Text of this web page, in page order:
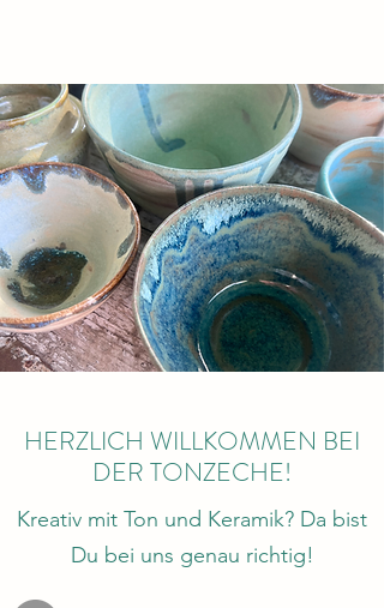
HERZLICH WILLKOMMEN BEI
DER TONZECHE!
Kreativ mit Ton und Keramik? Da bist
Du bei uns genau richtig!